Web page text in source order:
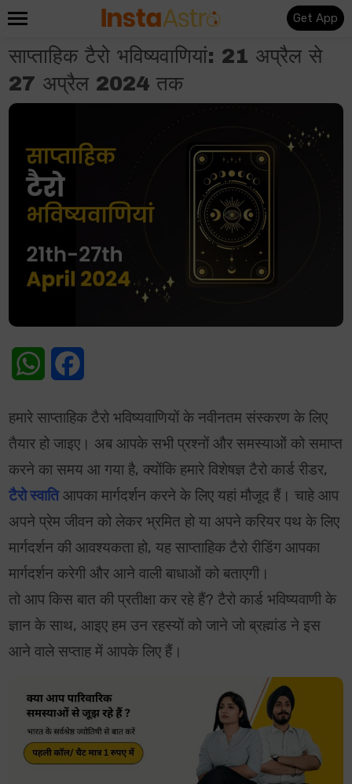
Get App
साप्ताहिक टैरो भविष्यवाणियां: 21 अप्रैल से
27 अप्रैल 2024 तक
WhatsApp
हमारे साप्ताहिक टैरो भविष्यवाणियों के नवीनतम संस्करण के लिए
तैयार हो जाइए। अब आपके सभी प्रश्नों और समस्याओं को समाप्त
करने का समय आ गया है, क्योंकि हमारे विशेषज्ञ टैरो कार्ड रीडर,
टैरो स्वातिआपका मार्गदर्शन करने के लिए यहां मौजूद हैं। चाहे आप
अपने प्रेम जीवन को लेकर भ्रमित हो या अपने करियर पथ के लिए
मार्गदर्शन की आवश्यकता हो, यह साप्ताहिक टैरो रीडिंग आपका
मार्गदर्शन करेगी और आने वाली बाधाओं को बताएगी।
तो आप किस बात की प्रतीक्षा कर रहे हैं? टैरो कार्ड भविष्यवाणी के
ज्ञान के साथ, आइए हम उन रहस्यों को जाने जो ब्रह्मांड ने इस
आने वाले सप्ताह में आपके लिए हैं।